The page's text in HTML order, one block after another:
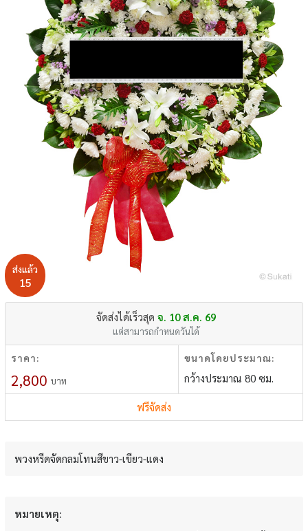
ส่งแล้ว
15
จัดส่งได้เร็วสุด จ. 10 ส.ค. 69
แต่สามารถกำหนดวันได้
ราคา:
2,800 บาท
ขนาดโดยประมาณ:
กว้างประมาณ 80 ซม.
ฟรีจัดส่ง
พวงหรีดจัดกลมโทนสีขาว-เขียว-แดง
หมายเหตุ: